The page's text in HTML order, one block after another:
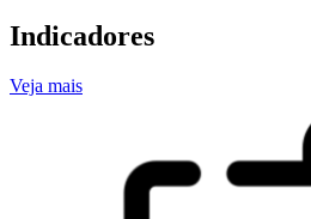
Indicadores
Veja mais